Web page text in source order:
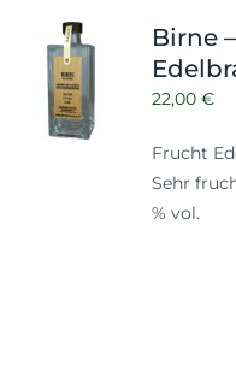
Tabak
Zubehör
Birne
22,00 €
Frucht
Sehr
% vol.